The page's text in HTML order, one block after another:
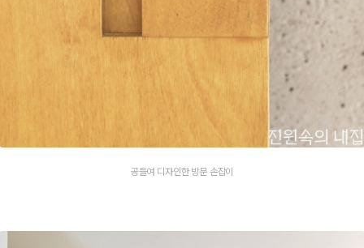
공들여 디자인한 방문 손잡이